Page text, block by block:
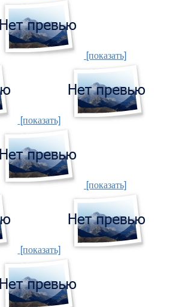
[показать]
[показать]
[показать]
[показать]